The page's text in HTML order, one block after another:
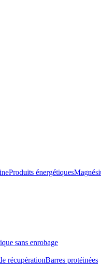
Produits énergétiques
sans enrobage
récupérationBarres protéinées